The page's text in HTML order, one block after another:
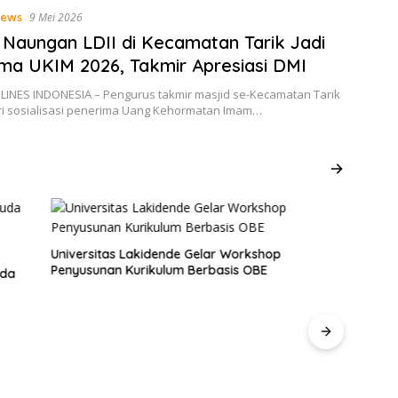
9 Mei 2026
LDII di Kecamatan Tarik Jadi
UKIM 2026, Takmir Apresiasi DMI
LINES INDONESIA – Pengurus takmir masjid se-Kecamatan Tarik
sosialisasi penerima Uang Kehormatan Imam…
Universitas Lakidende Gelar Workshop
Penyusunan Kurikulum Berbasis OBE